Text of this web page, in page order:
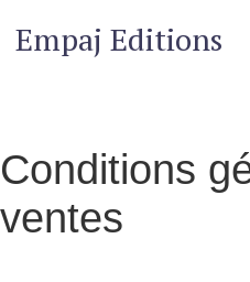
Empaj Editions
Conditions
ventes